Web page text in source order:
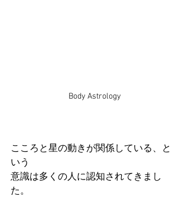
Body Astrology
こころと星の動きが関係している、と
いう
意識は多くの人に認知されてきまし
た。